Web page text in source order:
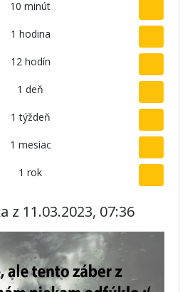
10 minút
1 hodina
12 hodín
1 deň
1 týždeň
1 mesiac
1 rok
z 11.03.2023, 07:36